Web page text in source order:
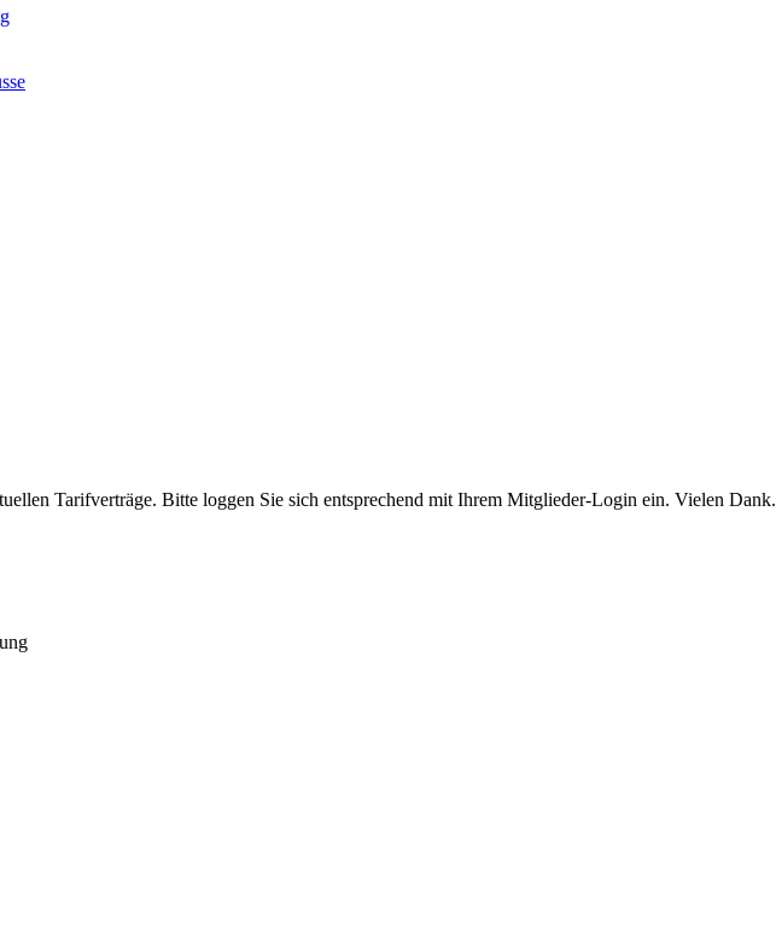
Tarifverträge. Bitte loggen Sie sich entsprechend mit Ihrem Mitglieder-Login ein. Vielen Dank.